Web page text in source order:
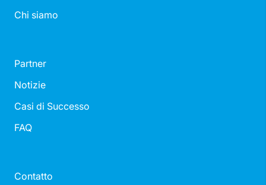
Chi siamo
Partner
Notizie
Casi di Successo
FAQ
Contatto